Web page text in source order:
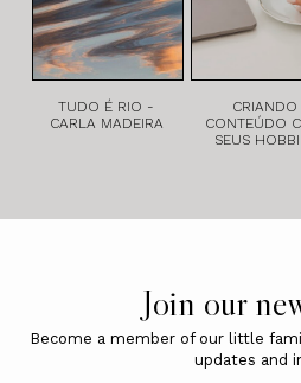
TUDO É RIO -
CARLA MADEIRA
CRIANDO
CONTEÚDO
SEUS
Join our
Become a member of our little
updates and